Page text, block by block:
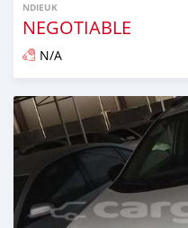
NDIEUK
NEGOTIABLE
N/A
Dougal na niou ko depuis over